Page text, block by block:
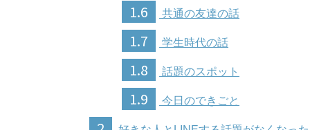
1.6 共通の友達の話
1.7 学生時代の話
1.8 話題のスポット
1.9 今日のできごと